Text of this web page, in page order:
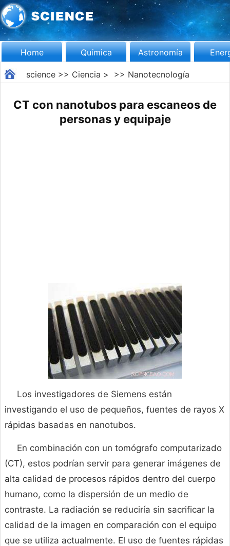
Home Química Astronomía
science>> Ciencia > >> Nanotecnología
CT con nanotubos para escaneos de
personas y equipaje
Los investigadores de Siemens están
investigando el uso de pequeños, fuentes de rayos X
rápidas basadas en nanotubos.
En combinación con un tomógrafo computarizado
(CT), estos podrían servir para generar imágenes de
alta calidad de procesos rápidos dentro del cuerpo
humano, como la dispersión de un medio de
contraste. La radiación se reduciría sin sacrificar la
calidad de la imagen en comparación con el equipo
que se utiliza actualmente. El uso de fuentes rápidas